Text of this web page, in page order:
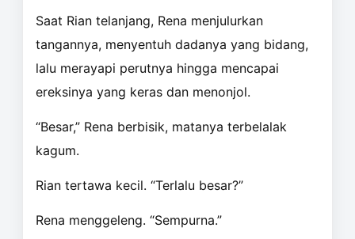
Saat Rian telanjang, Rena menjulurkan
tangannya, menyentuh dadanya yang bidang,
lalu merayapi perutnya hingga mencapai
ereksinya yang keras dan menonjol.
“Besar,” Rena berbisik, matanya terbelalak
kagum.
Rian tertawa kecil. “Terlalu besar?”
Rena menggeleng. “Sempurna.”